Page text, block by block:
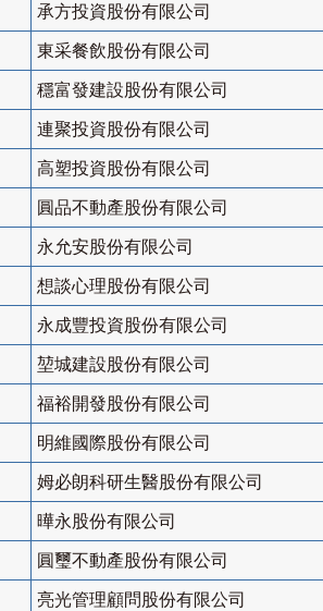
承方投資股份有限公司
東采餐飲股份有限公司
穩富發建設股份有限公司
連聚投資股份有限公司
高塑投資股份有限公司
圓品不動產股份有限公司
永允安股份有限公司
想談心理股份有限公司
永成豐投資股份有限公司
堃城建設股份有限公司
福裕開發股份有限公司
明維國際股份有限公司
姆必朗科研生醫股份有限公司
曄永股份有限公司
圓璽不動產股份有限公司
亮光管理顧問股份有限公司